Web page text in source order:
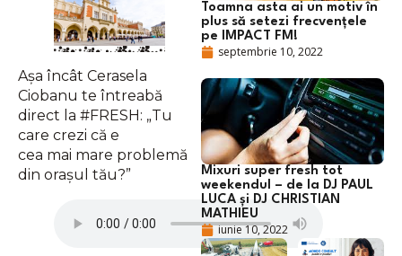
Așa încât Cerasela
Ciobanu te întreabă
direct la #FRESH: „Tu
care crezi că e
cea mai mare problemă
din orașul tău?”
Toamna asta ai un motiv în
plus să setezi frecvențele
pe IMPACT FM!
septembrie 10, 2022
Mixuri super fresh tot
weekendul – de la DJ PAUL
LUCA și DJ CHRISTIAN
MATHIEU
iunie 10, 2022